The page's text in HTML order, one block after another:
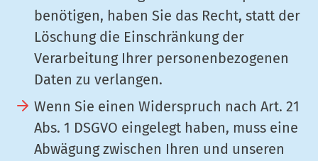
benötigen, haben Sie das Recht, statt der
Löschung die Einschränkung der
Verarbeitung Ihrer personenbezogenen
Daten zu verlangen.
Wenn Sie einen Widerspruch nach Art. 21
Abs. 1 DSGVO eingelegt haben, muss eine
Abwägung zwischen Ihren und unseren